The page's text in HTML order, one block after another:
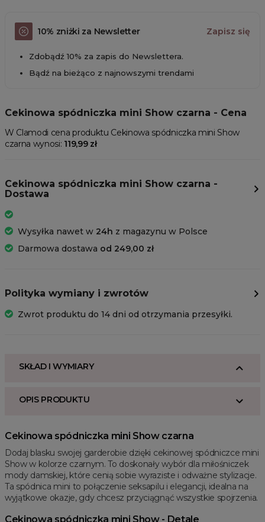
10% zniżki za Newsletter Zapisz się
Zdobądź 10% za zapis do Newslettera.
Bądź na bieżąco z najnowszymi trendami
Cekinowa spódniczka mini Show czarna - Cena
W Clamodi cena produktu Cekinowa spódniczka mini Show
czarna wynosi: 119,99 zł
Cekinowa spódniczka mini Show czarna -
Dostawa
Wysyłka nawet w 24h z magazynu w Polsce
Darmowa dostawa od 249,00 zł
Polityka wymiany i zwrotów
Zwrot produktu do 14 dni od otrzymania przesyłki.
SKŁAD I WYMIARY
OPIS PRODUKTU
Cekinowa spódniczka mini Show czarna
Dodaj blasku swojej garderobie dzięki cekinowej spódniczce mini
Show w kolorze czarnym. To doskonały wybór dla miłośniczek
mody damskiej, które cenią sobie wyraziste i odważne stylizacje.
Ta spódnica mini to połączenie seksapilu i elegancji, idealna na
wyjątkowe okazje, gdy chcesz przyciągnąć wszystkie spojrzenia.
Cekinowa spódniczka mini Show - Detale